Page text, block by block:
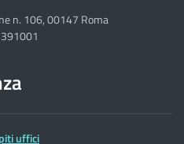
n. 106, 00147 Roma
uffici